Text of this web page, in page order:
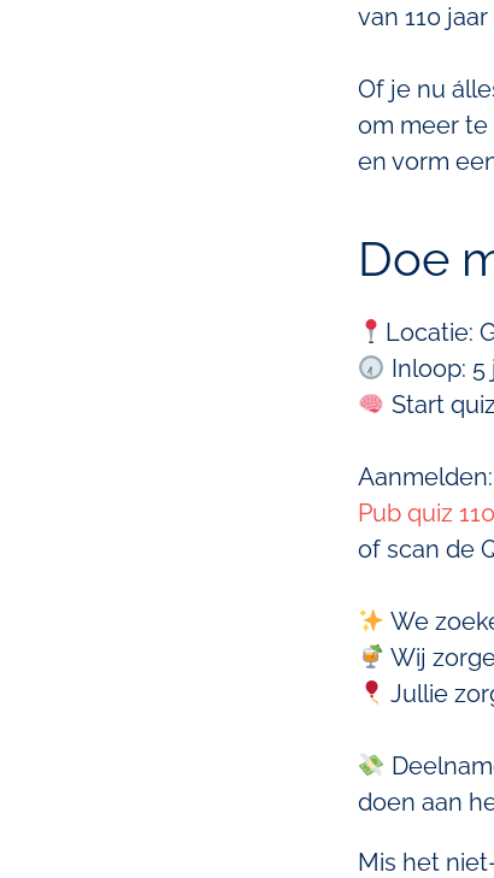
van 110 jaar
Of je nu
om meer te
en vorm
Doe
Locatie:
Inloop:
Start
Pub quiz
of scan de
We
Wij
Jullie
doen aan
Mis het